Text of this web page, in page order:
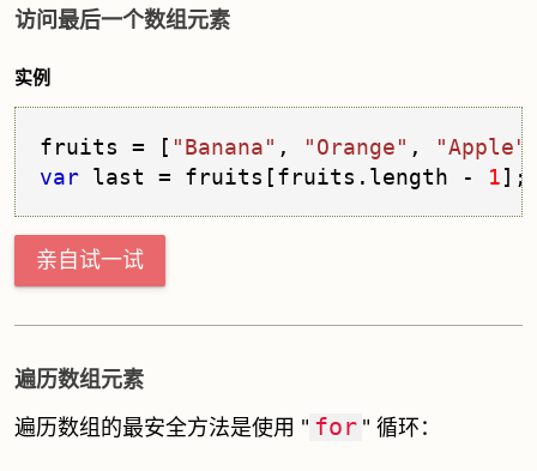
访问最后一个数组元素
实例
fruits = [ "Banana" , "Orange" , "Apple"
var last = fruits[fruits. length - 1
亲自试一试
遍历数组元素
遍历数组的最安全方法是使用 " for " 循环：